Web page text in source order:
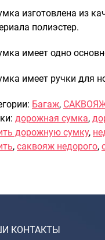
изготовлена из
полиэстер.
имеет одно
имеет ручки для
Багаж,
дорожная сумка,
дорожную сумку,
, саквояж недорого,
КОНТАКТЫ